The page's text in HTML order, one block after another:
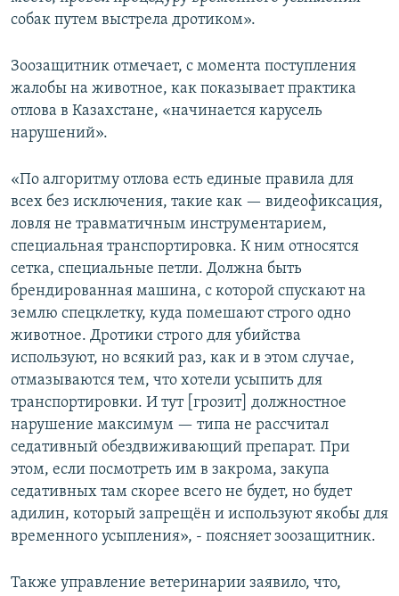
собак путем выстрела дротиком».
Зоозащитник отмечает, с момента поступления
жалобы на животное, как показывает практика
отлова в Казахстане, «начинается карусель
нарушений».
«По алгоритму отлова есть единые правила для
всех без исключения, такие как — видеофиксация,
ловля не травматичным инструментарием,
специальная транспортировка. К ним относятся
сетка, специальные петли. Должна быть
брендированная машина, с которой спускают на
землю спецклетку, куда помешают строго одно
животное. Дротики строго для убийства
используют, но всякий раз, как и в этом случае,
отмазываются тем, что хотели усыпить для
транспортировки. И тут [грозит] должностное
нарушение максимум — типа не рассчитал
седативный обездвиживающий препарат. При
этом, если посмотреть им в закрома, закупа
седативных там скорее всего не будет, но будет
адилин, который запрещён и используют якобы для
временного усыпления», - поясняет зоозащитник.
Также управление ветеринарии заявило, что,